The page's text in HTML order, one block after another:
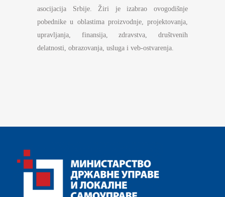
asocijacija Srbije. Žiri je izabrao ovogodišnje
pobednike u oblastima proizvodnje, projektovanja,
upravljanja, finansija, zdravstva, društvenih
delatnosti, obrazovanja, usluga i veb-ostvarenja.